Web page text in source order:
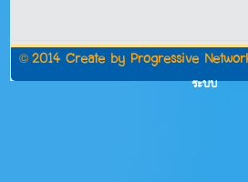
© 2014 Create by Progressive
ระบบ